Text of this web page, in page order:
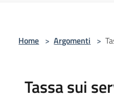
Home > Argomenti >
Tassa sui